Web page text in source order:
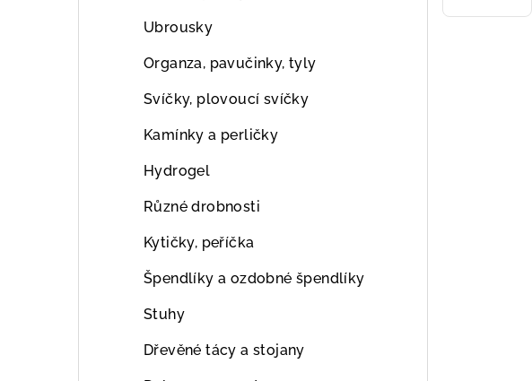
Ubrousky
Organza, pavučinky, tyly
Svíčky, plovoucí svíčky
Kamínky a perličky
Hydrogel
Různé drobnosti
Kytičky, peříčka
Špendlíky a ozdobné špendlíky
Stuhy
Dřevěné tácy a stojany